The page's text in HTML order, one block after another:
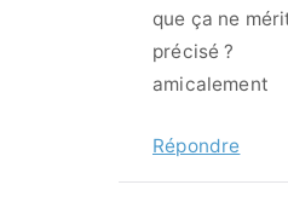
que ça ne
précisé ?
amicalement
Répondre